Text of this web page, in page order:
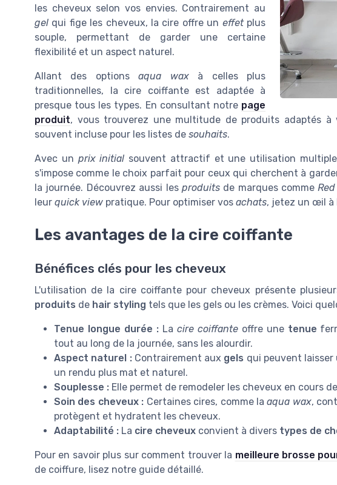
les cheveux selon vos envies. Contrairement au
gel qui fige les cheveux, la cire offre un effetplus
souple, permettant de garder une certaine
flexibilité et un aspect naturel.
Allant des optionsaqua waxà celles plus
traditionnelles, la cire coiffante est adaptée à
presque tous les types. En consultant notre page
produit, vous trouverez une multitude de produits adaptés à
souvent incluse pour les listes de souhaits.
Avec un prix initial souvent attractif et une utilisation
s'impose comme le choix parfait pour ceux qui cherchent à
la journée. Découvrez aussi les produitsde marques comme
leur quick view pratique. Pour optimiser vos achats, jetez un œil à
Les avantages de la cire coiffante
Bénéfices clés pour les cheveux
L'utilisation de la cire coiffante pour cheveux présente
produits de hair styling tels que les gels ou les crèmes. Voici
Tenue longue durée :La cire coiffanteoffre une tenue
tout au long de la journée, sans les alourdir.
Aspect naturel :Contrairement aux gels qui peuvent laisser
un rendu plus mat et naturel.
Souplesse : Elle permet de remodeler les cheveux en cours
Soin des cheveux : Certaines cires, comme laaqua wax,
protègent et hydratent les cheveux.
Adaptabilité : La cire cheveux convient à divers types de
Pour en savoir plus sur comment trouver la meilleure brosse
de coiffure, lisez notre guide détaillé.